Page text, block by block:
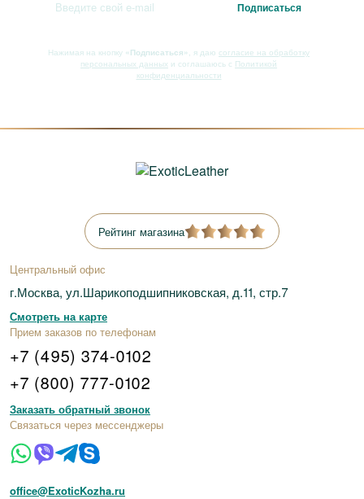
Нажимая на кнопку «Подписаться» , я даю согласие на обработку
персональных данных и соглашаюсь с Политикой
конфиденциальности
Рейтинг магазина
Центральный офис
г.Москва, ул.Шарикоподшипниковская, д.11, стр.7
Смотреть на карте
Прием заказов по телефонам
+7 (495) 374-0102
+7 (800) 777-0102
Заказать обратный звонок
Связаться через мессенджеры
office@ExoticKozha.ru